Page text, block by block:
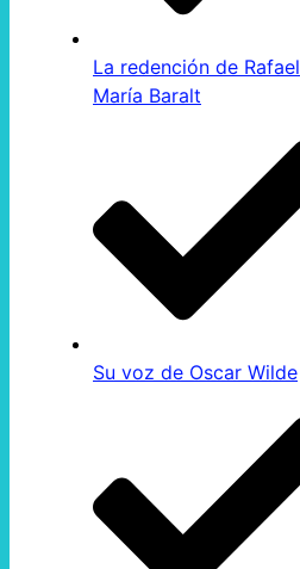
La redención de Rafael
María Baralt
Su voz de Oscar Wilde